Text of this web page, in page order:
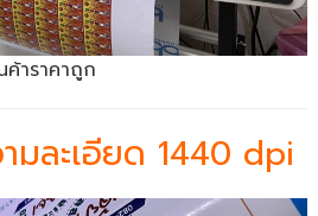
าราคาถูก
มละเอียด 1440 dpi